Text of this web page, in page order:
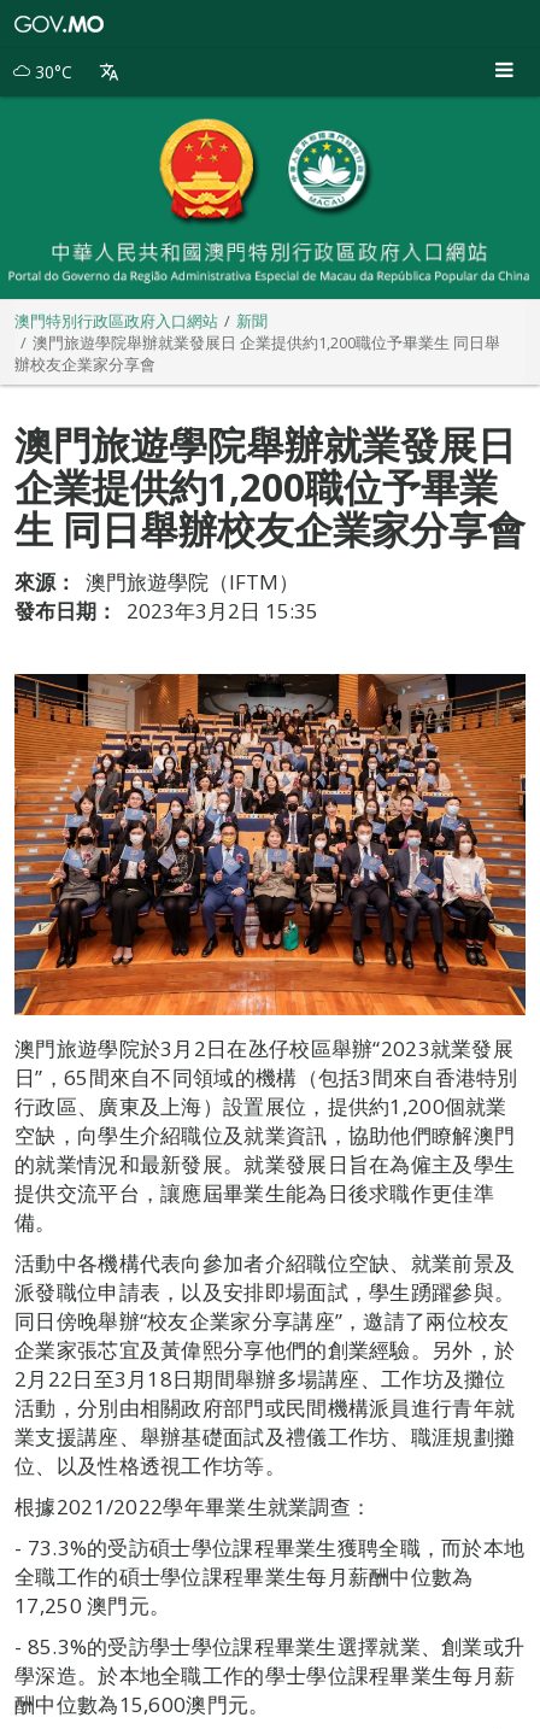
別
30°C
澳門特別行政區政府入口網站
新聞
澳門旅遊學院舉辦就業發展日 企業提供約1,200職位予畢業生 同日舉
辦校友企業家分享會
澳門旅遊學院舉辦就業發展日
企業提供約1,200職位予畢業
生 同日舉辦校友企業家分享會
來源：
澳門旅遊學院（IFTM）
發布日期：
2023年3月2日 15:35
澳門旅遊學院於3月2日在氹仔校區舉辦“2023就業發展
日”，65間來自不同領域的機構（包括3間來自香港特別
行政區、廣東及上海）設置展位，提供約1,200個就業
空缺，向學生介紹職位及就業資訊，協助他們瞭解澳門
的就業情況和最新發展。就業發展日旨在為僱主及學生
提供交流平台，讓應屆畢業生能為日後求職作更佳準
備。
活動中各機構代表向參加者介紹職位空缺、就業前景及
派發職位申請表，以及安排即場面試，學生踴躍參與。
同日傍晚舉辦“校友企業家分享講座”，邀請了兩位校友
企業家張芯宜及黃偉熙分享他們的創業經驗。另外，於
2月22日至3月18日期間舉辦多場講座、工作坊及攤位
活動，分別由相關政府部門或民間機構派員進行青年就
業支援講座、舉辦基礎面試及禮儀工作坊、職涯規劃攤
位、以及性格透視工作坊等。
根據2021/2022學年畢業生就業調查：
- 73.3%的受訪碩士學位課程畢業生獲聘全職，而於本地
全職工作的碩士學位課程畢業生每月薪酬中位數為
17,250 澳門元。
- 85.3%的受訪學士學位課程畢業生選擇就業、創業或升
學深造。於本地全職工作的學士學位課程畢業生每月薪
酬中位數為15,600澳門元。